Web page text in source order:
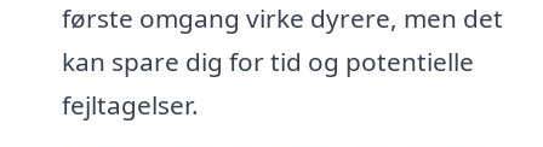
første omgang virke dyrere, men det
kan spare dig for tid og potentielle
fejltagelser.